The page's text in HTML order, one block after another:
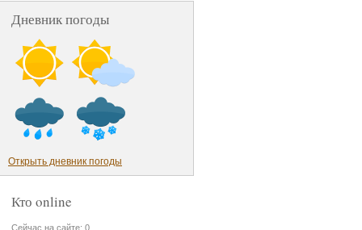
Дневник погоды
Открыть дневник погоды
Кто online
Сейчас на сайте: 0